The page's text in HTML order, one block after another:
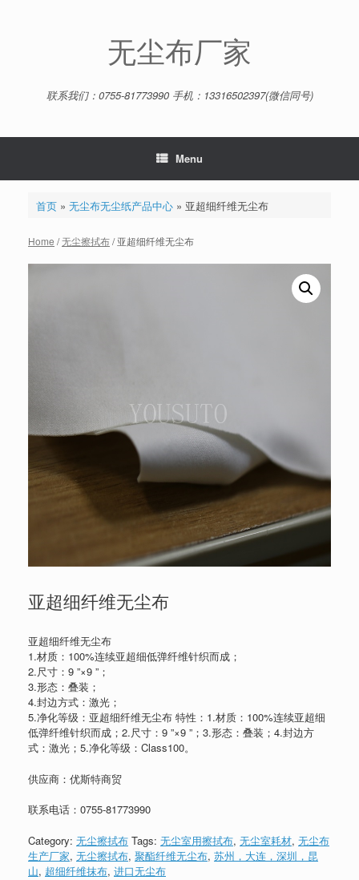
无尘布厂家
联系我们：0755-81773990 手机：13316502397(微信同号)
Menu
首页» 无尘布无尘纸产品中心» 亚超细纤维无尘布
Home /无尘擦拭布/ 亚超细纤维无尘布
亚超细纤维无尘布
亚超细纤维无尘布
1.材质：100%连续亚超细低弹纤维针织而成；
2.尺寸：9 ”×9 ”；
3.形态：叠装；
4.封边方式：激光；
5.净化等级：亚超细纤维无尘布 特性：1.材质：100%连续亚超细
低弹纤维针织而成；2.尺寸：9 ”×9 ”；3.形态：叠装；4.封边方
式：激光；5.净化等级：Class100。
供应商：优斯特商贸
联系电话： 0755-81773990
Category: 无尘擦拭布 Tags: 无尘室用擦拭布, 无尘室耗材, 无尘布
生产厂家, 无尘擦拭布, 聚酯纤维无尘布, 苏州，大连，深圳，昆
山, 超细纤维抹布, 进口无尘布